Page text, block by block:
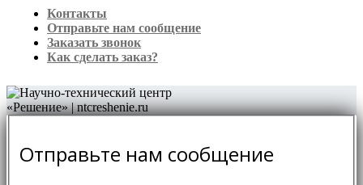
Контакты
Отправьте нам сообщение
Заказать звонок
Как сделать заказ?
Отправьте нам сообщение